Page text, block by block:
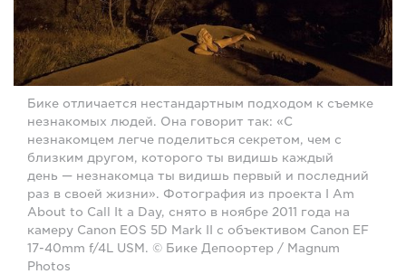
Бике отличается нестандартным подходом к съемке
незнакомых людей. Она говорит так: «С
незнакомцем легче поделиться секретом, чем с
близким другом, которого ты видишь каждый
день — незнакомца ты видишь первый и последний
раз в своей жизни». Фотография из проекта I Am
About to Call It a Day, снято в ноябре 2011 года на
камеру Canon EOS 5D Mark II с объективом Canon EF
17-40mm f/4L USM. © Бике Депоортер / Magnum
Photos